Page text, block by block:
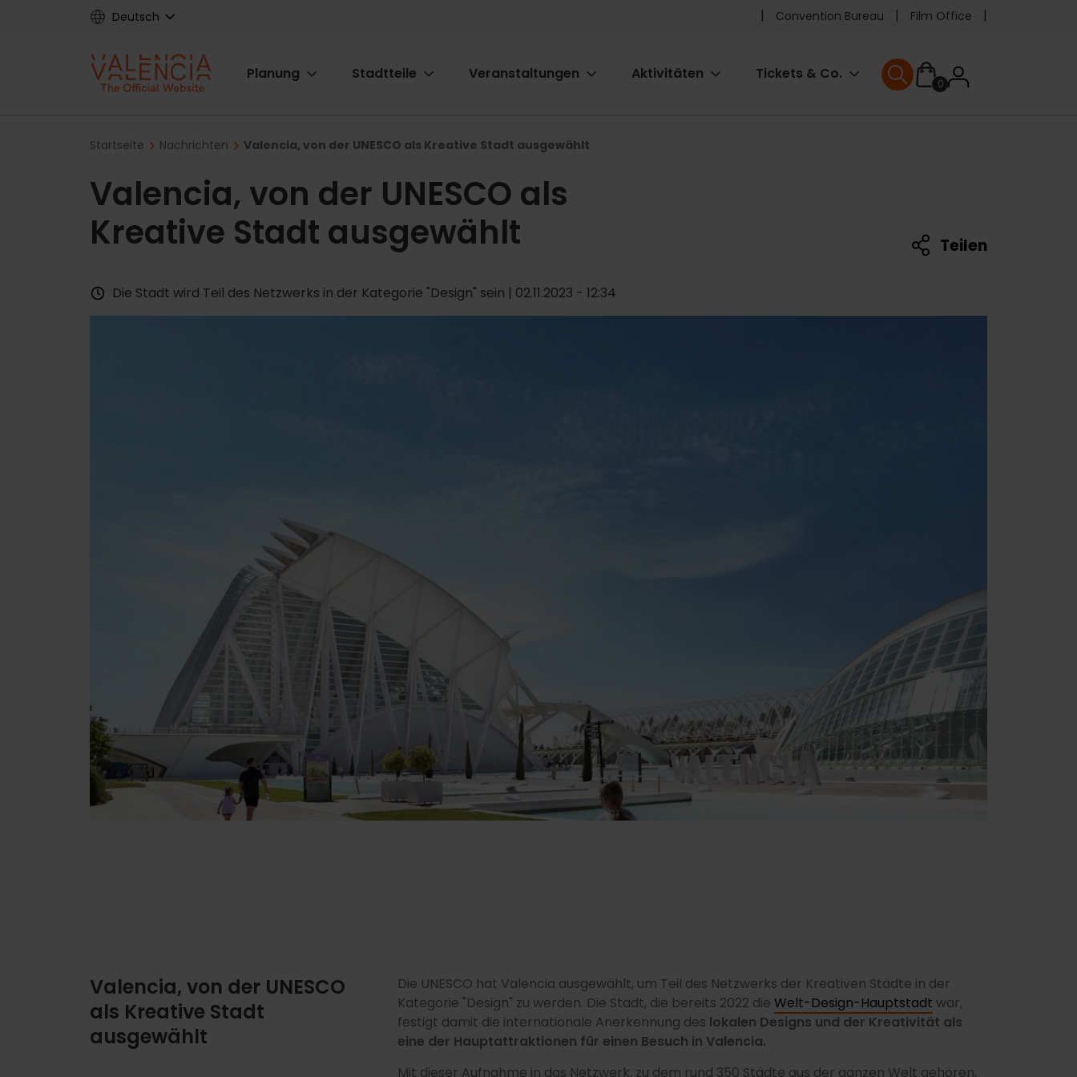
Deutsch
Pre
header
Convention Bureau Film Office
Main
Planung Stadtteile Veranstaltungen Aktivitäten Tickets & Co.
0User
User menu
Breadcrumb
Startseite Nachrichten Valencia, von der UNESCO als Kreative Stadt ausgewählt
Valencia, von der UNESCO als
Kreative Stadt ausgewählt
Teilen
Die Stadt wird Teil des Netzwerks in der Kategorie "Design" sein | 02.11.2023 - 12:34
Valencia, von der UNESCO
als Kreative Stadt
ausgewählt
Die UNESCO hat Valencia ausgewählt, um Teil des Netzwerks der Kreativen Städte in der
Kategorie "Design" zu werden. Die Stadt, die bereits 2022 die Welt-Design-Hauptstadt war,
festigt damit die internationale Anerkennung des lokalen Designs und der Kreativität als
eine der Hauptattraktionen für einen Besuch in Valencia.
Mit dieser Aufnahme in das Netzwerk, zu dem rund 350 Städte aus der ganzen Welt gehören,